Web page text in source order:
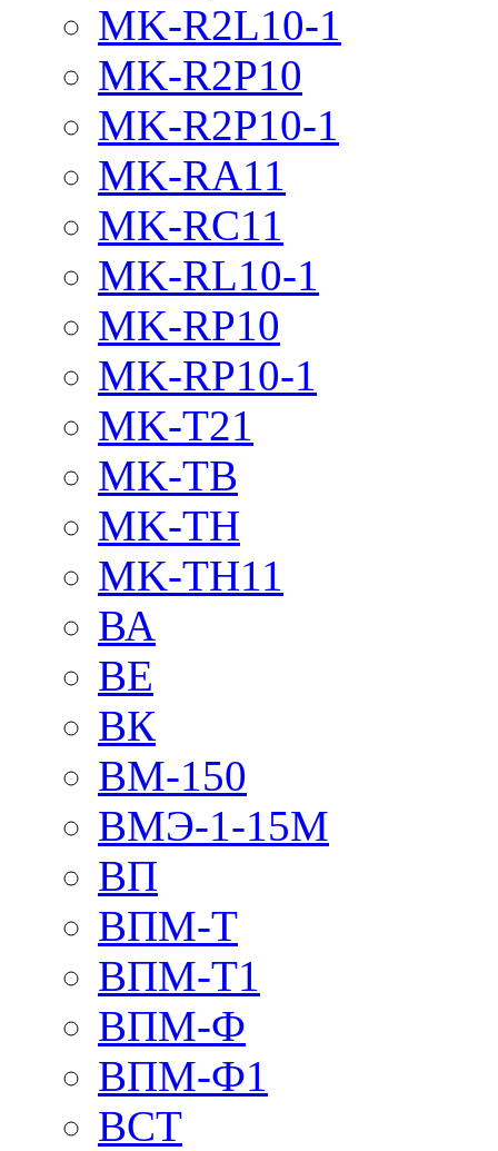
MK-R2L10-1
MK-R2P10
MK-R2P10-1
MK-RA11
MK-RC11
MK-RL10-1
MK-RP10
MK-RP10-1
MK-T21
MK-TB
MK-TH
MK-TH11
ВА
ВЕ
ВК
ВМ-150
ВМЭ-1-15М
ВП
ВПМ-Т
ВПМ-Т1
ВПМ-Ф
ВПМ-Ф1
ВСТ